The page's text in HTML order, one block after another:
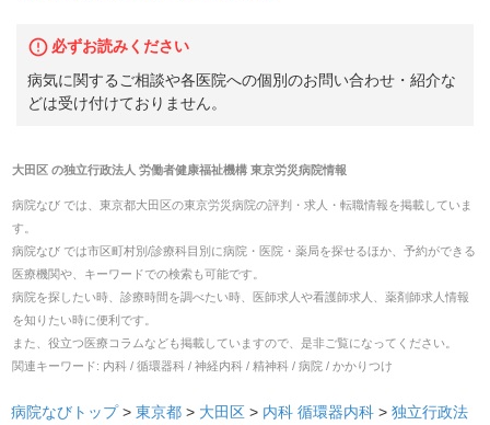
必ずお読みください
病気に関するご相談や各医院への個別のお問い合わせ・紹介な
どは受け付けておりません。
大田区の独立行政法人 労働者健康福祉機構 東京労災病院情報
病院なび では、 東京都大田区の東京労災病院の評判・求人・転職情報を掲載していま
す。
病院なび では市区町村別/診療科目別に病院・医院・薬局を探せるほか、予約ができる
医療機関や、キーワードでの検索も可能です。
病院を探したい時、診療時間を調べたい時、医師求人や看護師求人、薬剤師求人情報
を知りたい時に便利です。
また、役立つ医療コラムなども掲載していますので、是非ご覧になってください。
関連キーワード: 内科 / 循環器科 / 神経内科 / 精神科 / 病院 / かかりつけ
病院なびトップ > 東京都 > 大田区 > 内科 循環器内科 > 独立行政法